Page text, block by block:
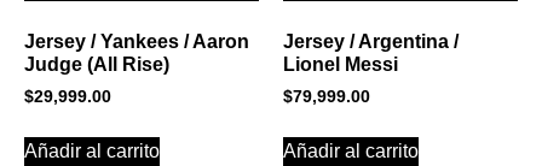
Jersey / Yankees / Aaron
Judge (All Rise)
$29,999.00
Añadir al carrito
Jersey / Argentina /
Lionel Messi
$79,999.00
Añadir al carrito